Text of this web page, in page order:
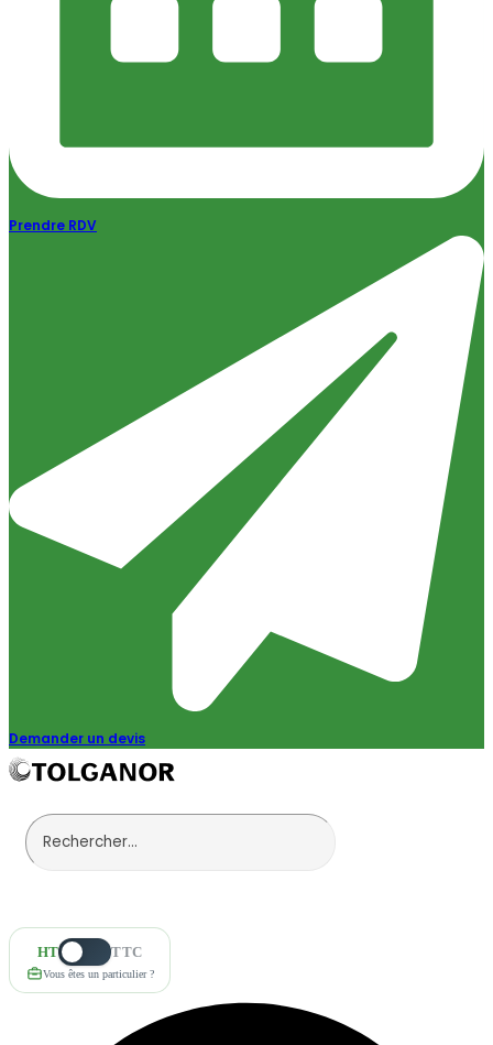
Prendre RDV
Demander un devis
HT TTC
Vous êtes un particulier ?